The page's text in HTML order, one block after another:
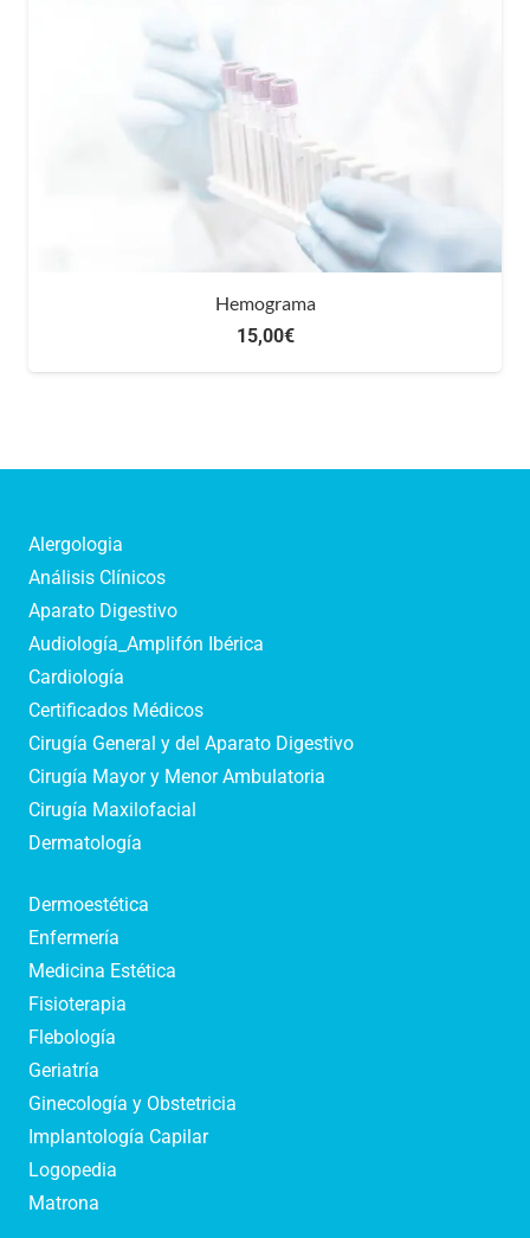
Hemograma
15,00€
Alergologia
Análisis Clínicos
Aparato Digestivo
Audiología_Amplifón Ibérica
Cardiología
Certificados Médicos
Cirugía General y del Aparato Digestivo
Cirugía Mayor y Menor Ambulatoria
Cirugía Maxilofacial
Dermatología
Dermoestética
Enfermería
Medicina Estética
Fisioterapia
Flebología
Geriatría
Ginecología y Obstetricia
Implantología Capilar
Logopedia
Matrona